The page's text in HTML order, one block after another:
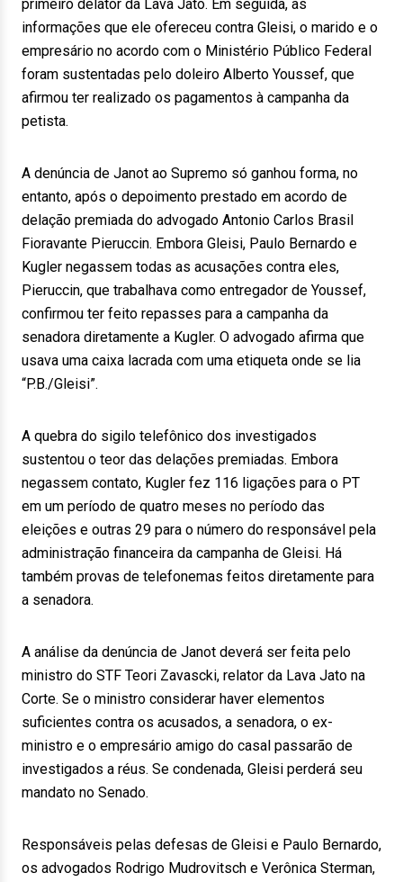
primeiro delator da Lava Jato. Em seguida, as
informações que ele ofereceu contra Gleisi, o marido e o
empresário no acordo com o Ministério Público Federal
foram sustentadas pelo doleiro Alberto Youssef, que
afirmou ter realizado os pagamentos à campanha da
petista.
A denúncia de Janot ao Supremo só ganhou forma, no
entanto, após o depoimento prestado em acordo de
delação premiada do advogado Antonio Carlos Brasil
Fioravante Pieruccin. Embora Gleisi, Paulo Bernardo e
Kugler negassem todas as acusações contra eles,
Pieruccin, que trabalhava como entregador de Youssef,
confirmou ter feito repasses para a campanha da
senadora diretamente a Kugler. O advogado afirma que
usava uma caixa lacrada com uma etiqueta onde se lia
“P.B./Gleisi”.
A quebra do sigilo telefônico dos investigados
sustentou o teor das delações premiadas. Embora
negassem contato, Kugler fez 116 ligações para o PT
em um período de quatro meses no período das
eleições e outras 29 para o número do responsável pela
administração financeira da campanha de Gleisi. Há
também provas de telefonemas feitos diretamente para
a senadora.
A análise da denúncia de Janot deverá ser feita pelo
ministro do STF Teori Zavascki, relator da Lava Jato na
Corte. Se o ministro considerar haver elementos
suficientes contra os acusados, a senadora, o ex-
ministro e o empresário amigo do casal passarão de
investigados a réus. Se condenada, Gleisi perderá seu
mandato no Senado.
Responsáveis pelas defesas de Gleisi e Paulo Bernardo,
os advogados Rodrigo Mudrovitsch e Verônica Sterman,